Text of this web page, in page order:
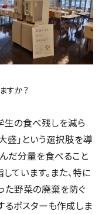
すか？
生の食べ残しを減ら
盛」という選択肢を導
だ分量を食べること
ています。また、特に
た野菜の廃棄を防ぐ
るポスターも作成しま